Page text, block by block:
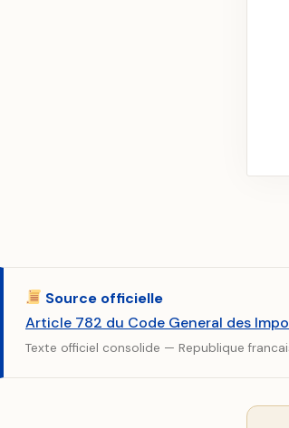
Source officielle
Article 782 du Code General des
Texte officiel consolide — Republique